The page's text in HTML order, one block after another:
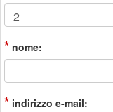
* nome:
* indirizzo e-mail: